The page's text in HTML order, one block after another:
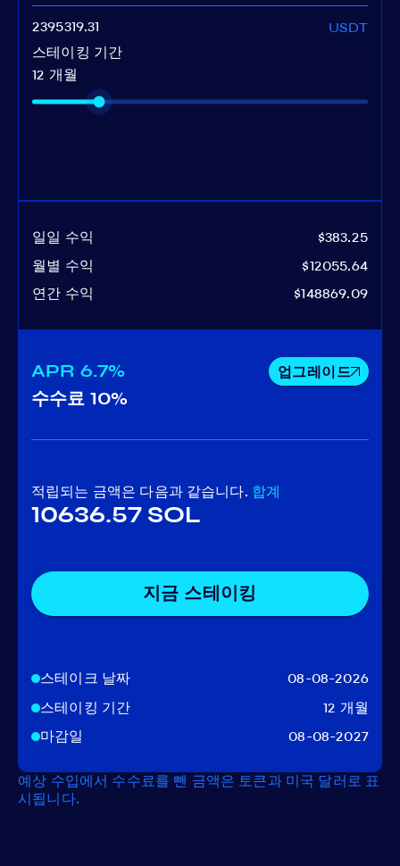
USDT
스테이킹 기간
12 개월
일일 수익
$383.25
월별 수익
$12055.64
연간 수익
$148869.09
APR 6.7% 업그레이드
수수료 10%
적립되는 금액은 다음과 같습니다. 합계
10636.57 SOL
지금 스테이킹
스테이크 날짜
08-08-2026
스테이킹 기간
12 개월
마감일
08-08-2027
예상 수입에서 수수료를 뺀 금액은 토큰과 미국 달러로 표
시됩니다.